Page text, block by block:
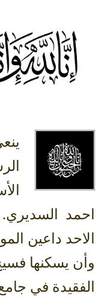
احمد
الاحد داعين
وأن يسكنها
الفقيدة في